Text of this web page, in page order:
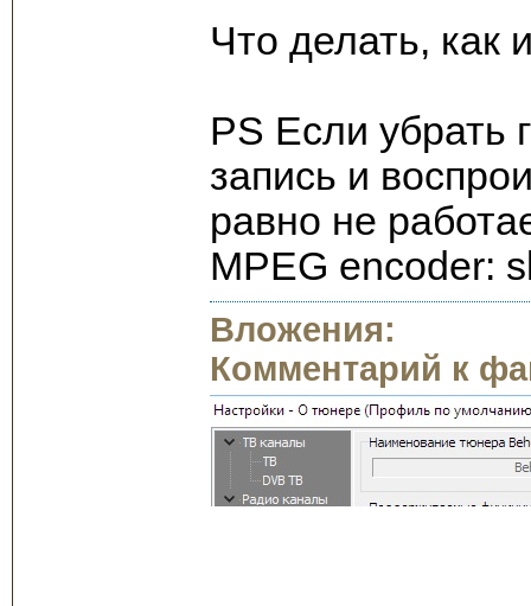
Что делать, как
PS Если убрать
запись и
равно не
MPEG encoder:
Вложения:
Комментарий к